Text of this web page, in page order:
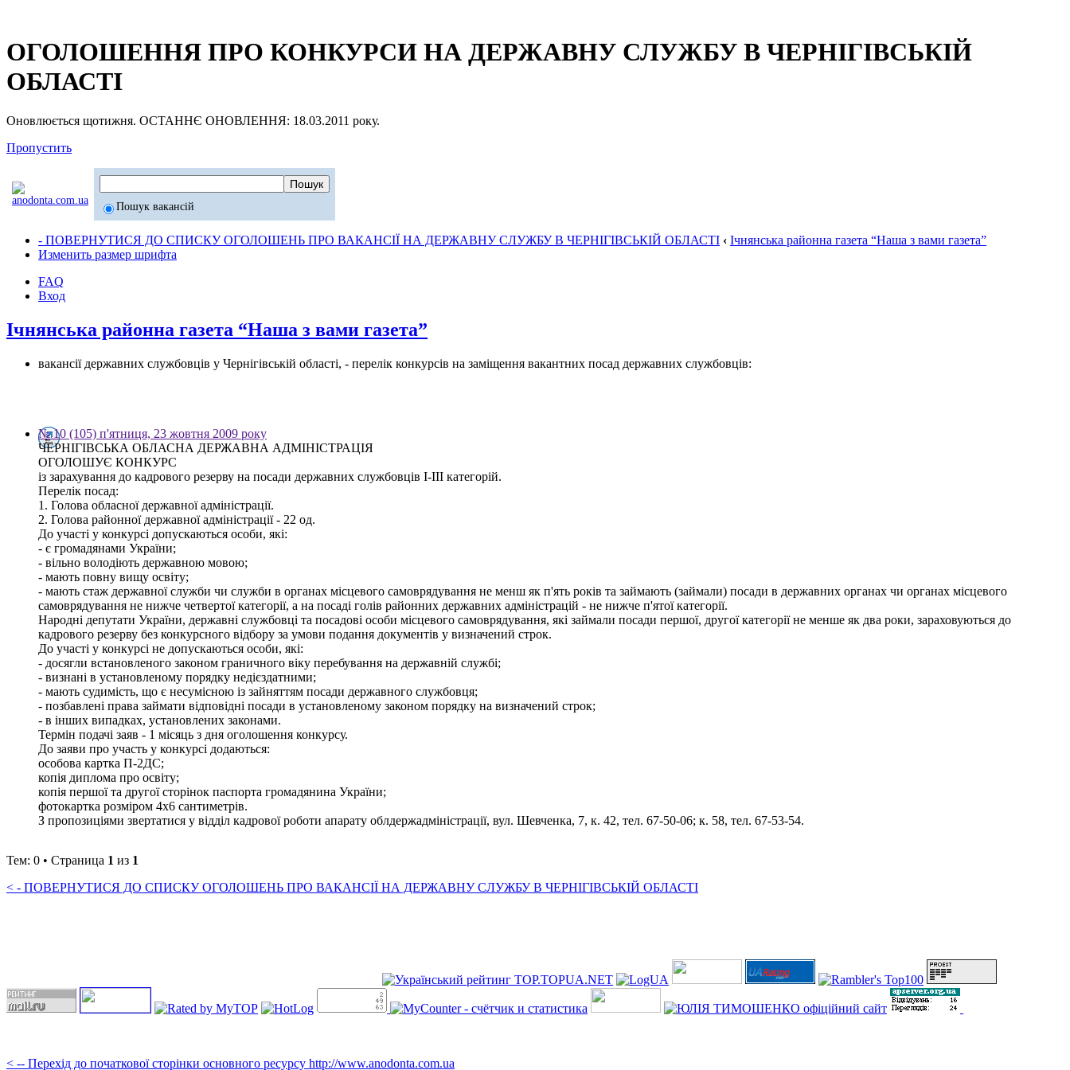
ОГОЛОШЕННЯ ПРО КОНКУРСИ НА ДЕРЖАВНУ СЛУЖБУ В ЧЕРНІГІВСЬКІЙ
ОБЛАСТІ
Оновлюється щотижня. ОСТАННЄ ОНОВЛЕННЯ: 18.03.2011 року.
Пропустить
Пошук вакансій
- ПОВЕРНУТИСЯ ДО СПИСКУ ОГОЛОШЕНЬ ПРО ВАКАНСІЇ НА ДЕРЖАВНУ СЛУЖБУ В ЧЕРНІГІВСЬКІЙ ОБЛАСТІ ‹ Ічнянська районна газета “Наша з вами газета”
Изменить размер шрифта
FAQ
Вход
Ічнянська районна газета “Наша з вами газета”
вакансії державних службовців у Чернігівській області, - перелік конкурсів на заміщення вакантних посад державних службовців:
№ 10 (105) п'ятниця, 23 жовтня 2009 року
ЧЕРНІГІВСЬКА ОБЛАСНА ДЕРЖАВНА АДМІНІСТРАЦІЯ
ОГОЛОШУЄ КОНКУРС
із зарахування до кадрового резерву на посади державних службовців І-ІІІ категорій.
Перелік посад:
1. Голова обласної державної адміністрації.
2. Голова районної державної адміністрації - 22 од.
До участі у конкурсі допускаються особи, які:
- є громадянами України;
- вільно володіють державною мовою;
- мають повну вищу освіту;
- мають стаж державної служби чи служби в органах місцевого самоврядування не менш як п'ять років та займають (займали) посади в державних органах чи органах місцевого
самоврядування не нижче четвертої категорії, а на посаді голів районних державних адміністрацій - не нижче п'ятої категорії.
Народні депутати України, державні службовці та посадові особи місцевого самоврядування, які займали посади першої, другої категорії не менше як два роки, зараховуються до
кадрового резерву без конкурсного відбору за умови подання документів у визначений строк.
До участі у конкурсі не допускаються особи, які:
- досягли встановленого законом граничного віку перебування на державній службі;
- визнані в установленому порядку недієздатними;
- мають судимість, що є несумісною із зайняттям посади державного службовця;
- позбавлені права займати відповідні посади в установленому законом порядку на визначений строк;
- в інших випадках, установлених законами.
Термін подачі заяв - 1 місяць з дня оголошення конкурсу.
До заяви про участь у конкурсі додаються:
особова картка П-2ДС;
копія диплома про освіту;
копія першої та другої сторінок паспорта громадянина України;
фотокартка розміром 4х6 сантиметрів.
З пропозиціями звертатися у відділ кадрової роботи апарату облдержадміністрації, вул. Шевченка, 7, к. 42, тел. 67-50-06; к. 58, тел. 67-53-54.
Тем: 0 • Страница 1 из 1
< - ПОВЕРНУТИСЯ ДО СПИСКУ ОГОЛОШЕНЬ ПРО ВАКАНСІЇ НА ДЕРЖАВНУ СЛУЖБУ В ЧЕРНІГІВСЬКІЙ ОБЛАСТІ
< -- Перехід до початкової сторінки основного ресурсу http://www.anodonta.com.ua